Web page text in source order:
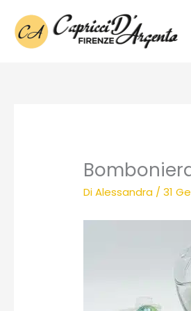
contenuto
DiAlessandra /31